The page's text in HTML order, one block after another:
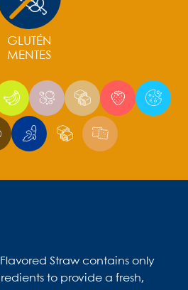
GLUTÉN
MENTES
Straw contains only
to provide a fresh,